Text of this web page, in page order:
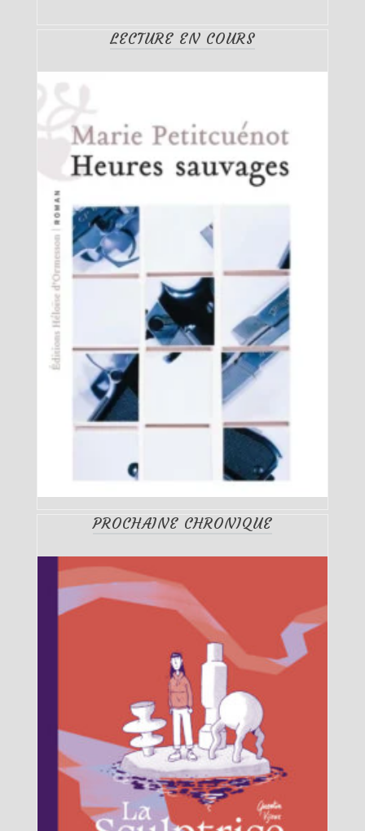
LECTURE EN COURS
PROCHAINE CHRONIQUE